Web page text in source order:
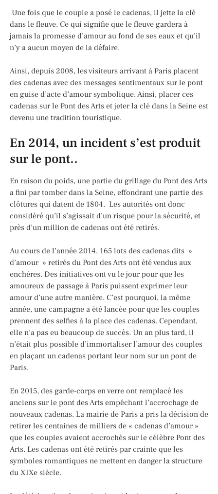
Une fois que le couple a posé le cadenas, il jette la clé
dans le fleuve. Ce qui signifie que le fleuve gardera à
jamais la promesse d’amour au fond de ses eaux et qu’il
n’y a aucun moyen de la défaire.
Ainsi, depuis 2008, les visiteurs arrivant à Paris placent
des cadenas avec des messages sentimentaux sur le pont
en guise d’acte d’amour symbolique. Ainsi, placer ces
cadenas sur le Pont des Arts et jeter la clé dans la Seine est
devenu une tradition touristique.
En 2014, un incident s’est produit
sur le pont..
En raison du poids, une partie du grillage du Pont des Arts
a fini par tomber dans la Seine, effondrant une partie des
clôtures qui datent de 1804. Les autorités ont donc
considéré qu’il s’agissait d’un risque pour la sécurité, et
près d’un million de cadenas ont été retirés.
Au cours de l’année 2014, 165 lots des cadenas dits »
d’amour » retirés du Pont des Arts ont été vendus aux
enchères. Des initiatives ont vu le jour pour que les
amoureux de passage à Paris puissent exprimer leur
amour d’une autre manière. C’est pourquoi, la même
année, une campagne a été lancée pour que les couples
prennent des selfies à la place des cadenas. Cependant,
elle n’a pas eu beaucoup de succès. Un an plus tard, il
n’était plus possible d’immortaliser l’amour des couples
en plaçant un cadenas portant leur nom sur un pont de
Paris.
En 2015, des garde-corps en verre ont remplacé les
anciens sur le pont des Arts empêchant l’accrochage de
nouveaux cadenas. La mairie de Paris a pris la décision de
retirer les centaines de milliers de « cadenas d’amour »
que les couples avaient accrochés sur le célèbre Pont des
Arts. Les cadenas ont été retirés par crainte que les
symboles romantiques ne mettent en danger la structure
du XIXe siècle.